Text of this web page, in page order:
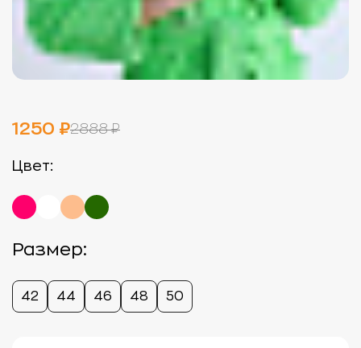
1250 ₽2888 ₽
Цвет:
Размер:
42 44 46 48 50